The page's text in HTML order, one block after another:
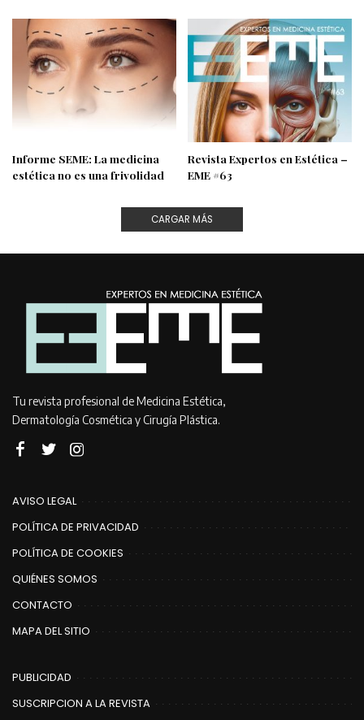
Informe SEME: La medicina
estética no es una frivolidad
Revista Expertos en Estética –
EME #63
CARGAR MÁS
Tu revista profesional de Medicina Estética,
Dermatología Cosmética y Cirugía Plástica.
AVISO LEGAL
POLÍTICA DE PRIVACIDAD
POLÍTICA DE COOKIES
QUIÉNES SOMOS
CONTACTO
MAPA DEL SITIO
PUBLICIDAD
SUSCRIPCION A LA REVISTA